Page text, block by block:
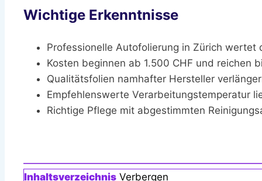
Wichtige Erkenntnisse
Professionelle Autofolierung in Zürich
Kosten beginnen ab 1.500 CHF und reichen
Qualitätsfolien namhafter Hersteller
Empfehlenswerte Verarbeitungstemperatur
Richtige Pflege mit abgestimmten
Inhaltsverzeichnis Verbergen